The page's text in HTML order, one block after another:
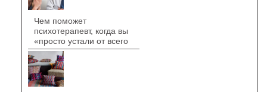
Чем поможет
психотерапевт, когда вы
«просто устали от всего